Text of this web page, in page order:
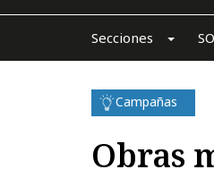
Secciones
Campañas
Obras